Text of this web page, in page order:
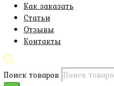
Как заказать
Статьи
Отзывы
Контакты
Поиск товаров